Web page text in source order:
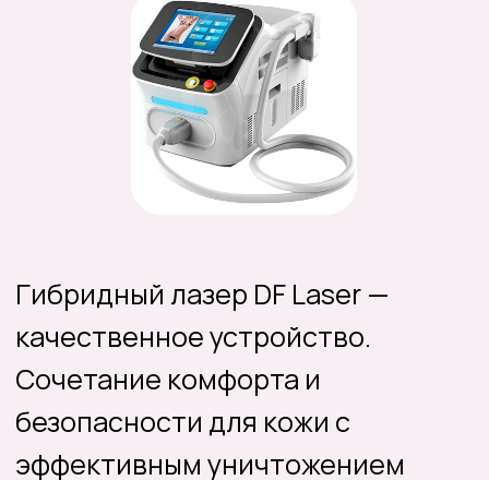
Котюшева Ольга
Малова Ксения Мамаева Иман